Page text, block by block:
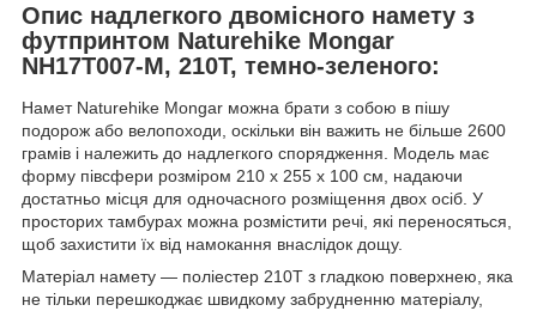
Опис надлегкого двомісного намету з
футпринтом Naturehike Mongar
NH17T007-M, 210T, темно-зеленого:
Намет Naturehike Mongar можна брати з собою в пішу
подорож або велопоходи, оскільки він важить не більше 2600
грамів і належить до надлегкого спорядження. Модель має
форму півсфери розміром 210 х 255 х 100 см, надаючи
достатньо місця для одночасного розміщення двох осіб. У
просторих тамбурах можна розмістити речі, які переносяться,
щоб захистити їх від намокання внаслідок дощу.
Матеріал намету — поліестер 210Т з гладкою поверхнею, яка
не тільки перешкоджає швидкому забрудненню матеріалу,